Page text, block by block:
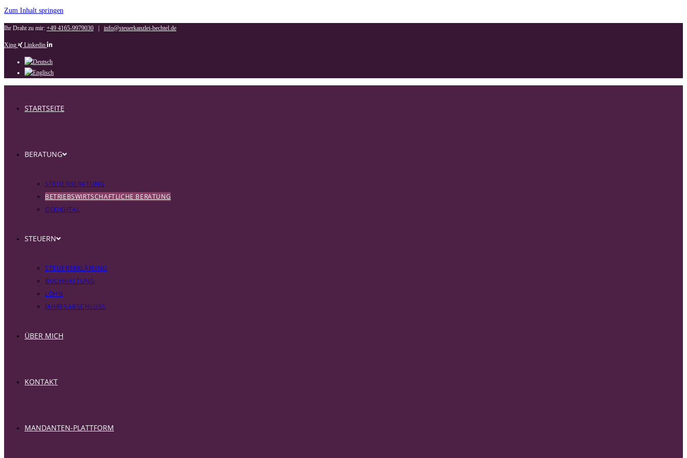
Zum Inhalt springen
Ihr Draht zu mir: +49 4165-9979030 info@steuerkanzlei-bechtel.de
Xing Linkedin
STARTSEITE
BERATUNG
STEUERBERATUNG
BETRIEBSWIRTSCHAFTLICHE BERATUNG
GODIGITAL
STEUERN
STEUERERKLÄRUNG
BUCHHALTUNG
LOHN
JAHRESABSCHLUSS
ÜBER MICH
KONTAKT
MANDANTEN-PLATTFORM